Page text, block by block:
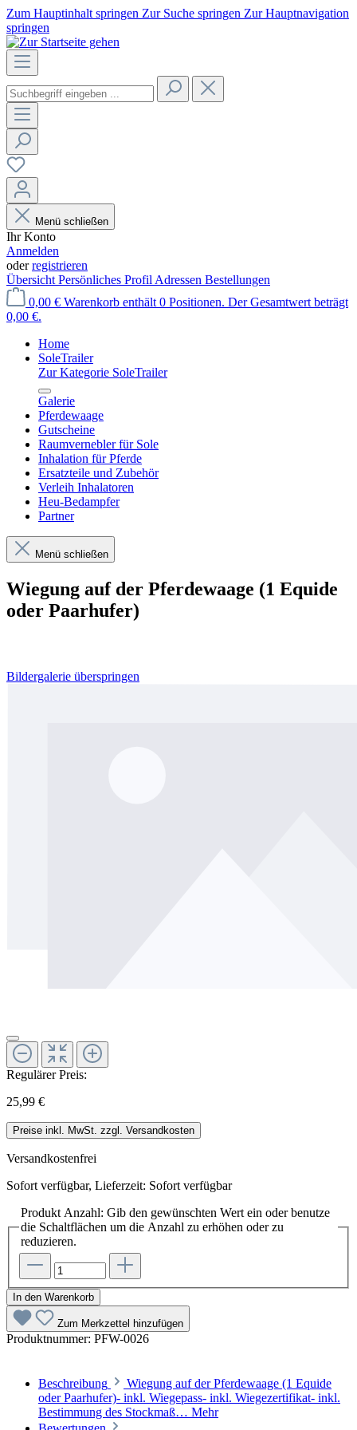
Zum Hauptinhalt springen Zur Suche springen Zur Hauptnavigation
springen
Menü schließen
Ihr Konto
Anmelden
oderregistrieren
Übersicht Persönliches Profil Adressen Bestellungen
0,00 € Warenkorb enthält 0 Positionen. Der Gesamtwert beträgt
0,00 €.
Home
SoleTrailer
Zur Kategorie SoleTrailer
Galerie
Pferdewaage
Gutscheine
Raumvernebler für Sole
Inhalation für Pferde
Ersatzteile und Zubehör
Verleih Inhalatoren
Heu-Bedampfer
Partner
Menü schließen
Wiegung auf der Pferdewaage (1 Equide
oder Paarhufer)
Bildergalerie überspringen
Regulärer Preis:
25,99 €
Preise inkl. MwSt. zzgl. Versandkosten
Versandkostenfrei
Sofort verfügbar, Lieferzeit: Sofort verfügbar
Produkt Anzahl: Gib den gewünschten Wert ein oder benutze
die Schaltflächen um die Anzahl zu erhöhen oder zu
reduzieren.
In den Warenkorb
Zum Merkzettel hinzufügen
Produktnummer: PFW-0026
Beschreibung
Wiegung auf der Pferdewaage (1 Equide
oder Paarhufer)- inkl. Wiegepass- inkl. Wiegezertifikat- inkl.
Bestimmung des Stockmaß… Mehr